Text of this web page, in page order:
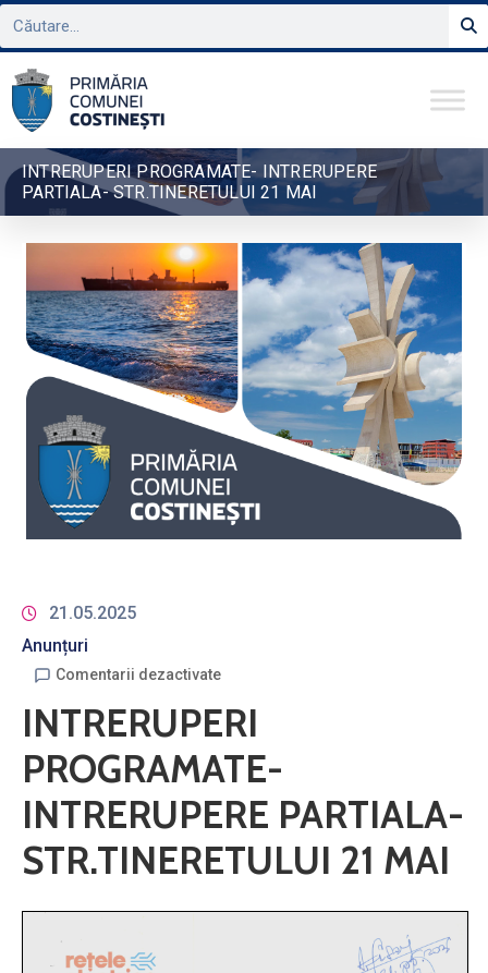
INTRERUPERI PROGRAMATE- INTRERUPERE
PARTIALA- STR.TINERETULUI 21 MAI
21.05.2025
Anunțuri
Comentarii dezactivate
INTRERUPERI
PROGRAMATE-
INTRERUPERE PARTIALA-
STR.TINERETULUI 21 MAI